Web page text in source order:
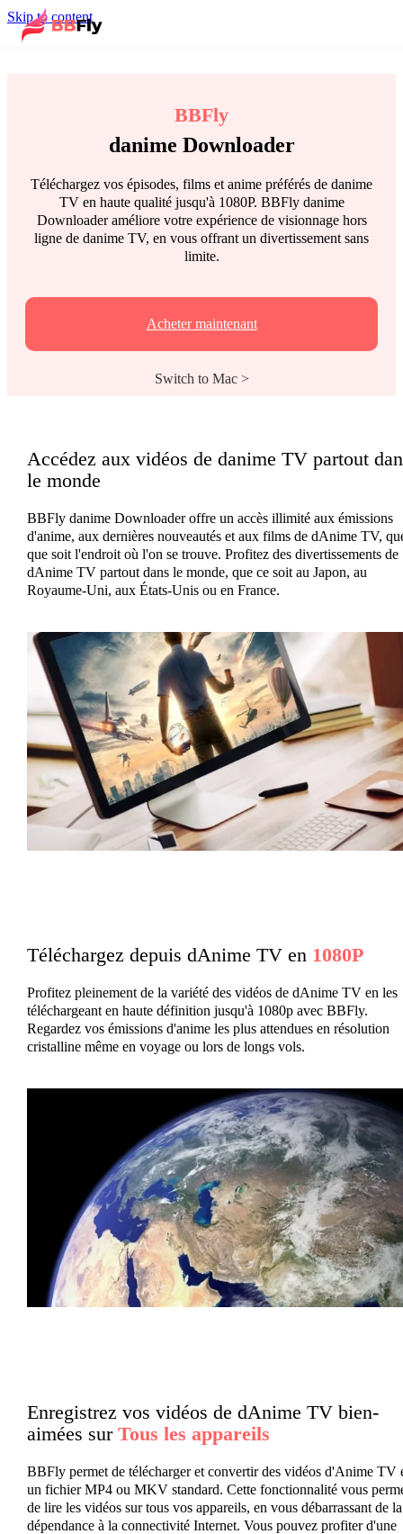
Skip to content
BBFly
danime Downloader
Téléchargez vos épisodes, films et anime préférés de danime
TV en haute qualité jusqu'à 1080P. BBFly danime
Downloader améliore votre expérience de visionnage hors
ligne de danime TV, en vous offrant un divertissement sans
limite.
Acheter maintenant
Switch to Mac >
Accédez aux vidéos de danime TV partout
le monde
BBFly danime Downloader offre un accès illimité aux émissions
d'anime, aux dernières nouveautés et aux films de dAnime TV,
que soit l'endroit où l'on se trouve. Profitez des divertissements de
dAnime TV partout dans le monde, que ce soit au Japon, au
Royaume-Uni, aux États-Unis ou en France.
Téléchargez depuis dAnime TV en 1080P
Profitez pleinement de la variété des vidéos de dAnime TV en les
téléchargeant en haute définition jusqu'à 1080p avec BBFly.
Regardez vos émissions d'anime les plus attendues en résolution
cristalline même en voyage ou lors de longs vols.
Enregistrez vos vidéos de dAnime TV bien-
aimées sur Tous les appareils
BBFly permet de télécharger et convertir des vidéos d'Anime TV
un fichier MP4 ou MKV standard. Cette fonctionnalité vous
de lire les vidéos sur tous vos appareils, en vous débarrassant de la
dépendance à la connectivité Internet. Vous pouvez profiter d'une